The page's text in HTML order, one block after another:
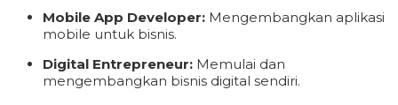
Mobile App Developer: Mengembangkan aplikasi
mobile untuk bisnis.
Digital Entrepreneur: Memulai dan
mengembangkan bisnis digital sendiri.